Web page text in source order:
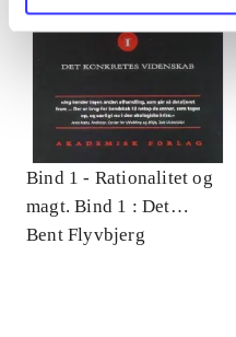
Bind 1 - Rationalitet og
magt. Bind 1 : Det
konkretes videnskab
Bent Flyvbjerg